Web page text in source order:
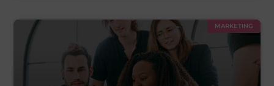
MARKETING